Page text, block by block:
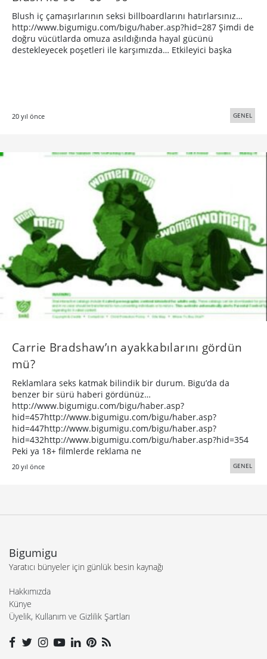
Blush iç çamaşırlarının seksi billboardlarını hatırlarsınız…
http://www.bigumigu.com/bigu/haber.asp?hid=287 Şimdi de
doğru vücütlarda omuza asıldığında hayal gücünü
destekleyecek poşetleri ile karşımızda… Etkileyici başka
20 yıl önce GENEL
Carrie Bradshaw’ın ayakkabılarını gördün
mü?
Reklamlara seks katmak bilindik bir durum. Bigu’da da
benzer bir sürü haberi gördünüz…
http://www.bigumigu.com/bigu/haber.asp?
hid=457http://www.bigumigu.com/bigu/haber.asp?
hid=447http://www.bigumigu.com/bigu/haber.asp?
hid=432http://www.bigumigu.com/bigu/haber.asp?hid=354
Peki ya 18+ filmlerde reklama ne
20 yıl önce GENEL
Bigumigu
Yaratıcı bünyeler için günlük besin kaynağı
Hakkımızda
Künye
Üyelik, Kullanım ve Gizlilik Şartları